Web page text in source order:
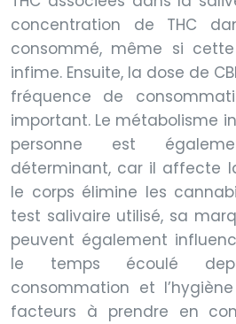
concentration de THC
consommé, même si
infime. Ensuite, la dose de
fréquence de
important. Le métabolisme
personne est
déterminant, car il affecte
le corps élimine les
test salivaire utilisé, sa
peuvent également
le temps écoulé
consommation et
facteurs à prendre en